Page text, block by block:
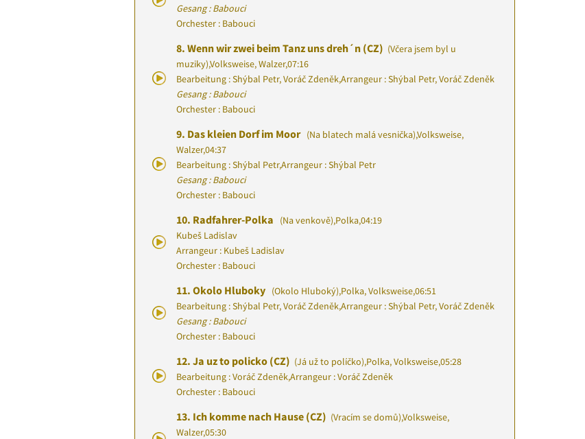
Gesang : Babouci
Orchester : Babouci
8. Wenn wir zwei beim Tanz uns dreh´n (CZ) (Včera jsem byl u
muziky),Volksweise, Walzer,07:16
Bearbeitung : Shýbal Petr, Voráč Zdeněk,Arrangeur : Shýbal Petr, Voráč Zdeněk
Gesang : Babouci
Orchester : Babouci
9. Das kleien Dorf im Moor (Na blatech malá vesnička),Volksweise,
Walzer,04:37
Bearbeitung : Shýbal Petr,Arrangeur : Shýbal Petr
Gesang : Babouci
Orchester : Babouci
10. Radfahrer-Polka (Na venkově),Polka,04:19
Kubeš Ladislav
Arrangeur : Kubeš Ladislav
Orchester : Babouci
11. Okolo Hluboky (Okolo Hluboký),Polka, Volksweise,06:51
Bearbeitung : Shýbal Petr, Voráč Zdeněk,Arrangeur : Shýbal Petr, Voráč Zdeněk
Gesang : Babouci
Orchester : Babouci
12. Ja uz to policko (CZ) (Já už to políčko),Polka, Volksweise,05:28
Bearbeitung : Voráč Zdeněk,Arrangeur : Voráč Zdeněk
Orchester : Babouci
13. Ich komme nach Hause (CZ) (Vracím se domů),Volksweise,
Walzer,05:30